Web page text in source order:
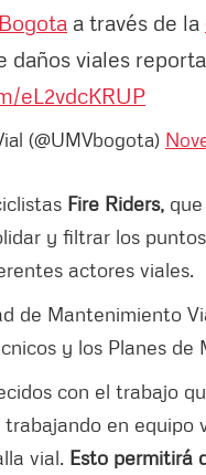
a través de la
daños viales
eL2vdcKRUP
(@UMVbogota)
Fire Riders,
y filtrar los
actores viales.
de Mantenimiento
y los Planes de
con el trabajo
en
vial. Esto permitirá